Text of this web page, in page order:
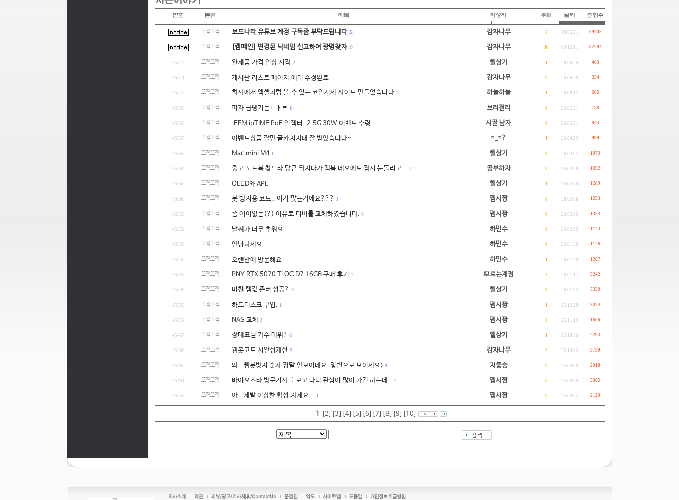
끄적끄적 보드나라 유튜브 계정 구독좀 부탁드립니다 22 감자나무 4 18.06.21 59705
끄적끄적 [캠페인] 변경된 닉네임 신고하여 광명찾자 16 감자나무 10 09.12.11 82284
45572 끄적끄적 완제품 가격 인상 시작 2 헬상기 1 26.06.29 463
45571 끄적끄적 게시판 리스트 페이지 에러 수정완료 감자나무 0 26.06.28 334
45570 끄적끄적 회사에서 엑셀처럼 볼 수 있는 코인시세 사이트 만들었습니다 1 하늘하늘 1 26.06.12 606
45569 끄적끄적 피자 급땡기는ㄴㅏㄹ 1 브러컬리 0 26.05.21 738
45568 끄적끄적 .EFM ipTIME PoE 인젝터-2.5G 30W 이벤트 수령 시골 남자 0 26.05.01 844
45567 끄적끄적 이벤트상품 잘만 글카지지대 잘 받았습니다~ =_=? 1 26.04.29 999
45565 끄적끄적 Mac mini M4 1 헬상기 0 26.04.04 1073
45564 끄적끄적 중고 노트북 찾느라 당근 뒤지다가 맥북 네오에도 잠시 눈돌리고... 2 공부하자 0 26.03.06 1052
45563 끄적끄적 OLED와 APL 헬상기 1 26.02.08 1289
45560 끄적끄적 봇 방지용 코드.. 이거 맞는거에요??? 3 펩시짱 0 26.02.06 1253
45559 끄적끄적 좀 어이없는(?) 이유로 티비를 교체하였습니다. 6 펩시짱 0 26.02.06 1333
45552 끄적끄적 날씨가 너무 추워요 하민수 0 26.02.03 1123
45550 끄적끄적 안녕하세요 하민수 0 26.01.30 1126
45548 끄적끄적 오랜만에 방문해요 하민수 1 26.01.28 1207
45537 끄적끄적 PNY RTX 5070 Ti OC D7 16GB 구매 후기 1 모르는계정 3 26.01.17 3242
45536 끄적끄적 미친 램값 존버 성공? 3 헬상기 0 26.01.03 3330
45535 끄적끄적 하드디스크 구입. 1 펩시짱 1 25.12.28 3024
45524 끄적끄적 NAS 교체 2 펩시짱 0 25.11.19 1656
45467 끄적끄적 장대표님 가수 데뷔? 6 헬상기 1 25.10.30 2293
45466 끄적끄적 웹봇코드 시안성개선 2 감자나무 2 25.10.05 3759
45462 끄적끄적 와.. 웹봇방지 숫자 정말 안보이네요. 몇번으로 보이세요> 9 지풍승 0 25.09.08 2018
45461 끄적끄적 바이오스타 방문기사를 보고 나니 관심이 많이 가긴 하는데.. 1 펩시짱 0 25.08.08 3365
45456 끄적끄적 아.. 제발 이상한 합성 자제요... 1 펩시짱 0 25.08.02 2120
1 [2] [3] [4] [5] [6] [7] [8] [9] [10]